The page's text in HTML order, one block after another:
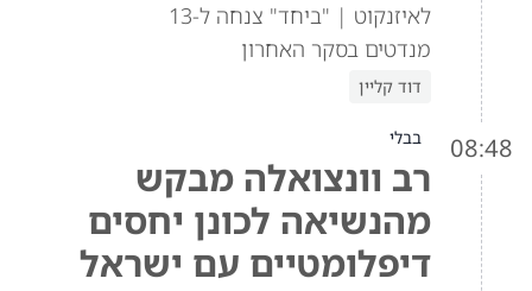
לאיזנקוט | "ביחד" צנחה ל-13
מנדטים בסקר האחרון
דוד קליין
08:48 בבלי
רב וונצואלה מבקש
מהנשיאה לכונן יחסים
דיפלומטיים עם ישראל